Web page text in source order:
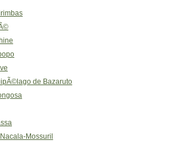
de Bazaruto
Mossuril